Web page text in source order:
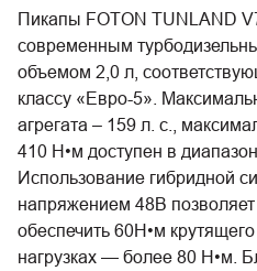
Пикапы FOTON TUNLAND
современным
объемом 2,0 л,
классу «Евро-5».
агрегата – 159 л. с.,
410 Н•м доступен в
Использование гибридной
напряжением 48В
обеспечить 60Н•м
нагрузках — более 80 Н•м.